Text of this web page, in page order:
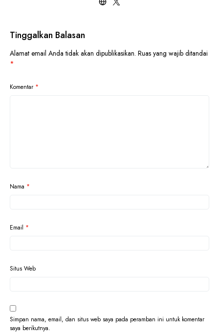
Tinggalkan Balasan
Alamat email Anda tidak akan dipublikasikan. Ruas yang wajib ditandai
*
Komentar *
Nama *
Email *
Situs Web
Simpan nama, email, dan situs web saya pada peramban ini untuk komentar
saya berikutnya.